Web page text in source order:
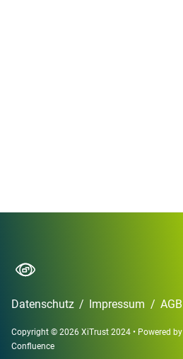
Datenschutz / Impressum / AGB
Copyright © 2026 XiTrust 2024 • Powered by
Confluence